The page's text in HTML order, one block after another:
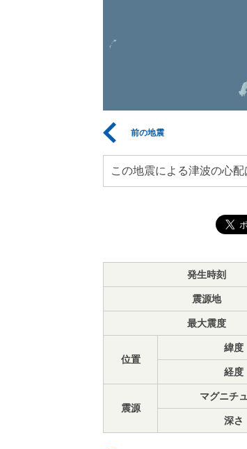
前の地震
この地震による津波の心配
発生時刻
震源地
最大震度
位置
緯度
経度
震源
マグニチ
深さ